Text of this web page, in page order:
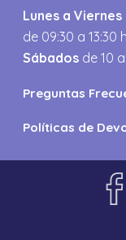
Lunes a Viernes
de 09:30 a 13:30
Sábados de 10
Preguntas
Políticas de